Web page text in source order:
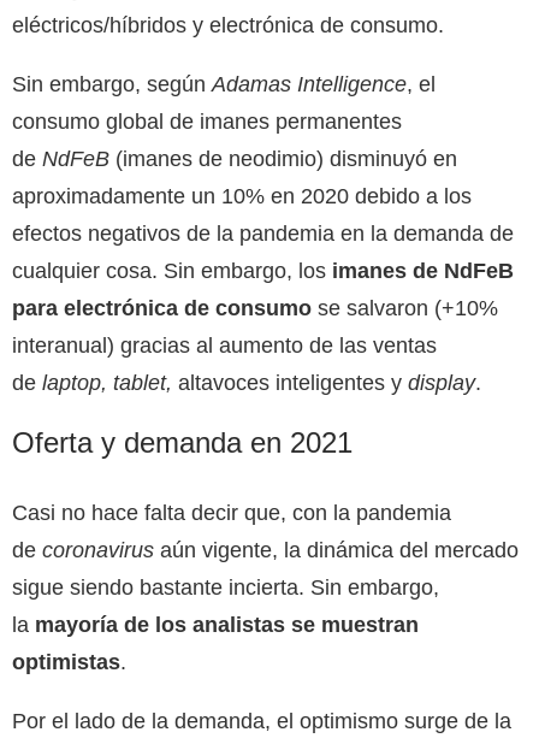
eléctricos/híbridos y electrónica de consumo.
Sin embargo, según Adamas Intelligence, el
consumo global de imanes permanentes
de NdFeB (imanes de neodimio) disminuyó en
aproximadamente un 10% en 2020 debido a los
efectos negativos de la pandemia en la demanda de
cualquier cosa. Sin embargo, los imanes de NdFeB
para electrónica de consumo se salvaron (+10%
interanual) gracias al aumento de las ventas
de laptop, tablet, altavoces inteligentes y display.
Oferta y demanda en 2021
Casi no hace falta decir que, con la pandemia
de coronavirus aún vigente, la dinámica del mercado
sigue siendo bastante incierta. Sin embargo,
la mayoría de los analistas se muestran
optimistas.
Por el lado de la demanda, el optimismo surge de la